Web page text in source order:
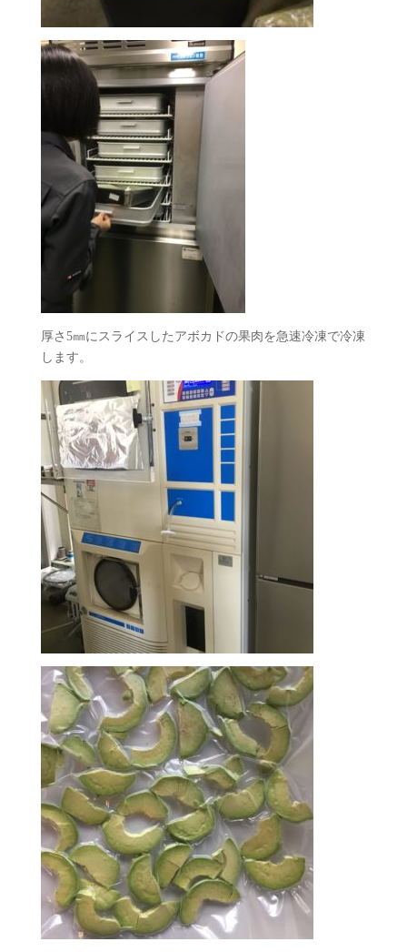
厚さ5㎜にスライスしたアボカドの果肉を急速冷凍で冷凍
します。